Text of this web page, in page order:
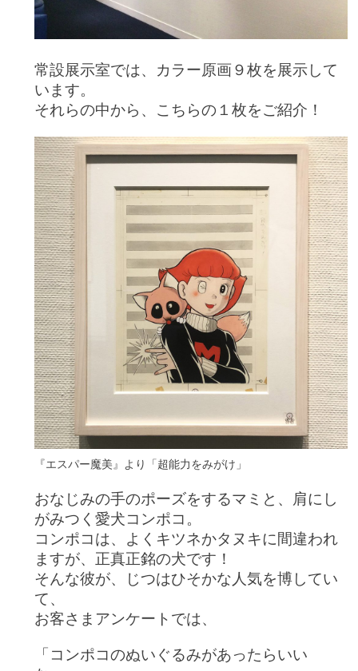
常設展示室では、カラー原画９枚を展示して
います。
それらの中から、こちらの１枚をご紹介！
『エスパー魔美』より「超能力をみがけ」
おなじみの手のポーズをするマミと、肩にし
がみつく愛犬コンポコ。
コンポコは、よくキツネかタヌキに間違われ
ますが、正真正銘の犬です！
そんな彼が、じつはひそかな人気を博してい
て、
お客さまアンケートでは、
「コンポコのぬいぐるみがあったらいい